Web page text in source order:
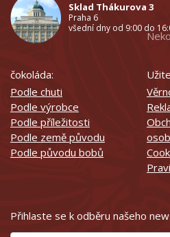
Sklad Thákurova 3
Praha 6
všední dny od 9:00 do
čokoláda:
Podle chuti
Podle výrobce
Podle příležitosti
Podle země původu
Podle původu bobů
Přihlaste se k odběru našeho